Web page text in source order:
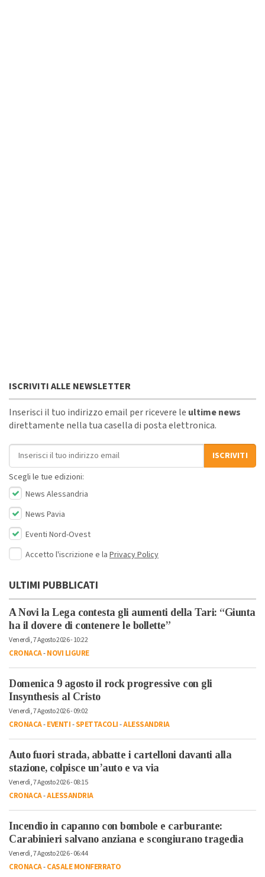
ISCRIVITI ALLE NEWSLETTER
Inserisci il tuo indirizzo email per ricevere le ultime news
direttamente nella tua casella di posta elettronica.
Indirizzo email
ISCRIVITI
Scegli le tue edizioni:
News Alessandria
News Pavia
Eventi Nord-Ovest
Accetto l'iscrizione e la Privacy Policy
ULTIMI PUBBLICATI
A Novi la Lega contesta gli aumenti della Tari: “Giunta
ha il dovere di contenere le bollette”
Venerdì, 7 Agosto 2026 - 10:22
CRONACA-NOVI LIGURE
Domenica 9 agosto il rock progressive con gli
Insynthesis al Cristo
Venerdì, 7 Agosto 2026 - 09:02
CRONACA-EVENTI-SPETTACOLI-ALESSANDRIA
Auto fuori strada, abbatte i cartelloni davanti alla
stazione, colpisce un’auto e va via
Venerdì, 7 Agosto 2026 - 08:15
CRONACA-ALESSANDRIA
Incendio in capanno con bombole e carburante:
Carabinieri salvano anziana e scongiurano tragedia
Venerdì, 7 Agosto 2026 - 06:44
CRONACA-CASALE MONFERRATO